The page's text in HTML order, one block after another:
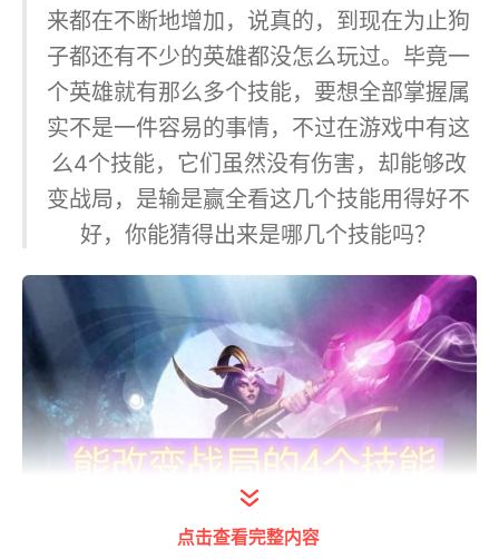
来都在不断地增加，说真的，到现在为止狗
子都还有不少的英雄都没怎么玩过。毕竟一
个英雄就有那么多个技能，要想全部掌握属
实不是一件容易的事情，不过在游戏中有这
么4个技能，它们虽然没有伤害，却能够改
变战局，是输是赢全看这几个技能用得好不
好，你能猜得出来是哪几个技能吗？
点击查看完整内容